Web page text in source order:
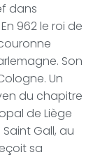
dans
962 le roi de
Son
Un
du chapitre
de Liège
Gall, au
sa